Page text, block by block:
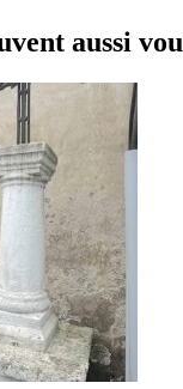
aussi